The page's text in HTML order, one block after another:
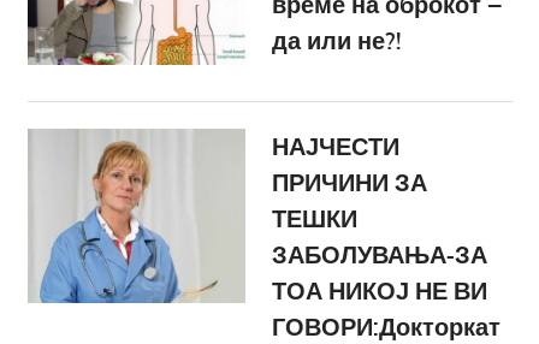
да или не?!
НАЈЧЕСТИ
ПРИЧИНИ ЗА
ТЕШКИ
ЗАБОЛУВАЊА-ЗА
ТОА НИКОЈ НЕ ВИ
ГОВОРИ:Докторкат